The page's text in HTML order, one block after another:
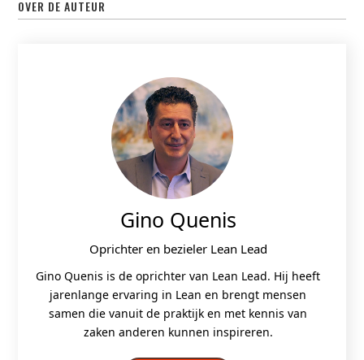
OVER DE AUTEUR
Gino Quenis
Oprichter en bezieler Lean Lead
Gino Quenis is de oprichter van Lean Lead. Hij heeft
jarenlange ervaring in Lean en brengt mensen
samen die vanuit de praktijk en met kennis van
zaken anderen kunnen inspireren.